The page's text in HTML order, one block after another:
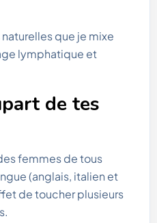
naturelles que je mixe
lymphatique et
de tes
femmes de tous
(anglais, italien et
de toucher plusieurs